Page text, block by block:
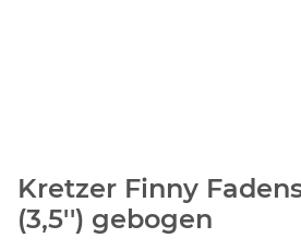
Kretzer Finny
(3,5'') gebogen